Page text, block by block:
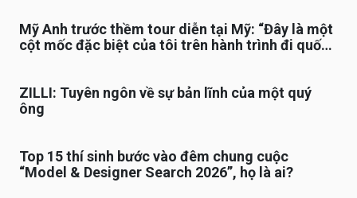
Mỹ Anh trước thềm tour diễn tại Mỹ: “Đây là một
cột mốc đặc biệt của tôi trên hành trình đi quốc
ZILLI: Tuyên ngôn về sự bản lĩnh của một quý
ông
Top 15 thí sinh bước vào đêm chung cuộc
“Model & Designer Search 2026”, họ là ai?